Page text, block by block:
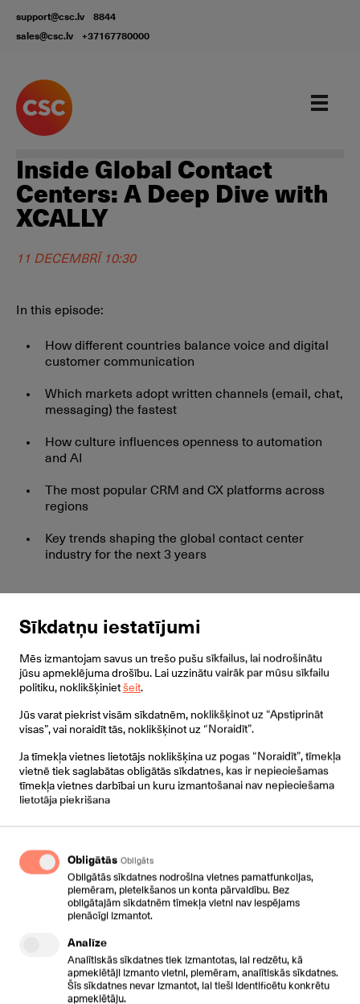
support@csc.lv
8844
sales@csc.lv
+37167780000
Inside Global Contact
Centers: A Deep Dive with
XCALLY
11 DECEMBRĪ 10:30
In this episode:
How different countries balance voice and digital
customer communication
Which markets adopt written channels (email, chat,
messaging) the fastest
How culture influences openness to automation
and AI
The most popular CRM and CX platforms across
regions
Key trends shaping the global contact center
industry for the next 3 years
AUTORS:JĀNIS STRUMPMANIS
CSC TELECOM
KOMERCDIREKTORS
DAVIDE RODELLA
GLOBAL HEAD OF SOLUTION
Sīkdatņu iestatījumi
Mēs izmantojam savus un trešo pušu sīkfailus, lai nodrošinātu
jūsu apmeklējuma drošību. Lai uzzinātu vairāk par mūsu sīkfailu
politiku, noklikšķinietšeit.
Jūs varat piekrist visām sīkdatnēm, noklikšķinot uz “Apstiprināt
visas”, vai noraidīt tās, noklikšķinot uz “Noraidīt”.
Ja tīmekļa vietnes lietotājs noklikšķina uz pogas “Noraidīt”, tīmekļa
vietnē tiek saglabātas obligātās sīkdatnes, kas ir nepieciešamas
tīmekļa vietnes darbībai un kuru izmantošanai nav nepieciešama
lietotāja piekrišana
Obligātās Obligāts
Obligātās sīkdatnes nodrošina vietnes pamatfunkcijas,
piemēram, pieteikšanos un konta pārvaldību. Bez
obligātajām sīkdatnēm tīmekļa vietni nav iespējams
pienācīgi izmantot.
Analīze
Analītiskās sīkdatnes tiek izmantotas, lai redzētu, kā
apmeklētāji izmanto vietni, piemēram, analītiskās sīkdatnes.
Šīs sīkdatnes nevar izmantot, lai tieši identificētu konkrētu
apmeklētāju.